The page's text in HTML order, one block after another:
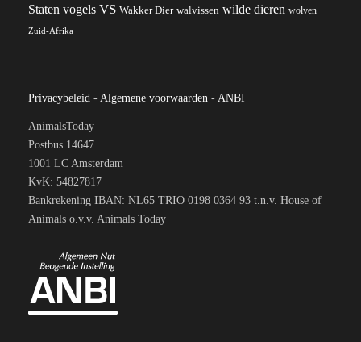
Staten vogels VS Wakker Dier walvissen wilde dieren wolven
Zuid-Afrika
Privacybeleid - Algemene voorwaarden - ANBI
AnimalsToday
Postbus 14647
1001 LC Amsterdam
KvK: 54827817
Bankrekening IBAN: NL65 TRIO 0198 0364 93 t.n.v. House of
Animals o.v.v. Animals Today